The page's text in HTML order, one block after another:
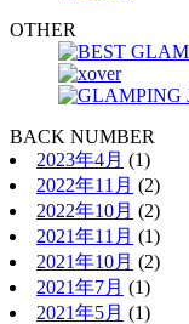
OTHER
BACK NUMBER
2023年4月 (1)
2022年11月 (2)
2022年10月 (2)
2021年11月 (1)
2021年10月 (2)
2021年7月 (1)
2021年5月 (1)